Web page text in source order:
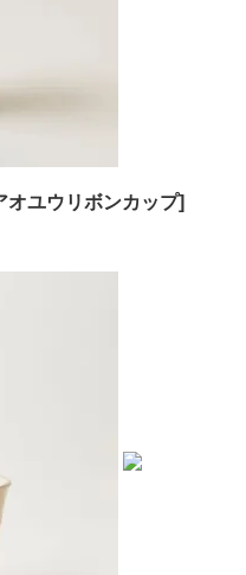
オユウリボンカップ]